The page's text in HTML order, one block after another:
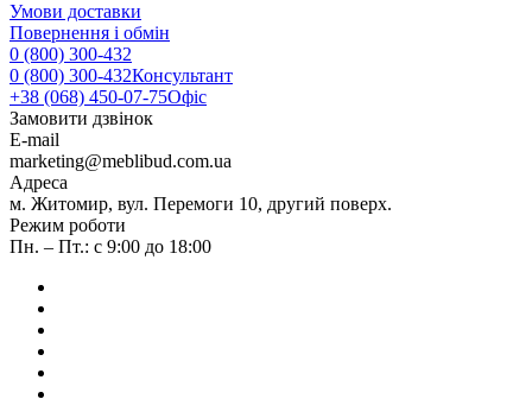
Умови доставки
Повернення і обмін
0 (800) 300-432
0 (800) 300-432Консультант
+38 (068) 450-07-75Офіс
Замовити дзвінок
E-mail
marketing@meblibud.com.ua
Адреса
м. Житомир, вул. Перемоги 10, другий поверх.
Режим роботи
Пн. – Пт.: с 9:00 до 18:00